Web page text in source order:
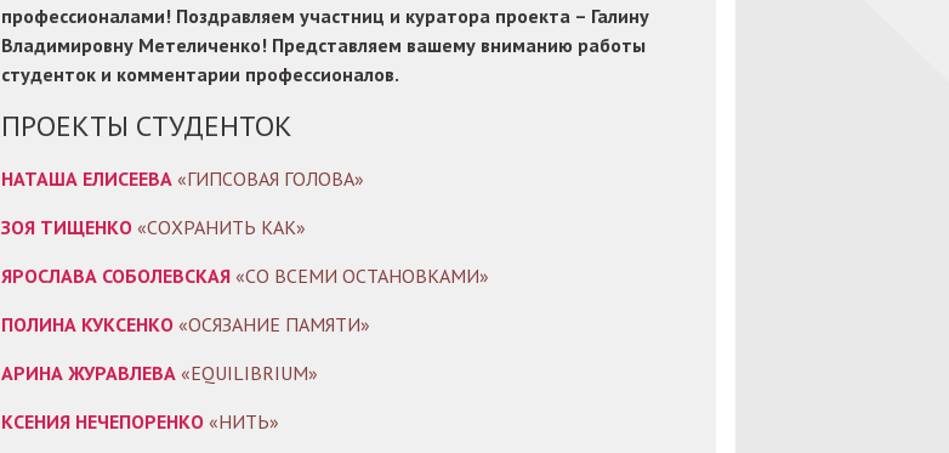
профессионалами! Поздравляем участниц и куратора проекта – Галину
Владимировну Метеличенко! Представляем вашему вниманию работы
студенток и комментарии профессионалов.
ПРОЕКТЫ СТУДЕНТОК
НАТАША ЕЛИСЕЕВА «ГИПСОВАЯ ГОЛОВА»
ЗОЯ ТИЩЕНКО «СОХРАНИТЬ КАК»
ЯРОСЛАВА СОБОЛЕВСКАЯ «СО ВСЕМИ ОСТАНОВКАМИ»
ПОЛИНА КУКСЕНКО «ОСЯЗАНИЕ ПАМЯТИ»
АРИНА ЖУРАВЛЕВА «EQUILIBRIUM»
КСЕНИЯ НЕЧЕПОРЕНКО «НИТЬ»